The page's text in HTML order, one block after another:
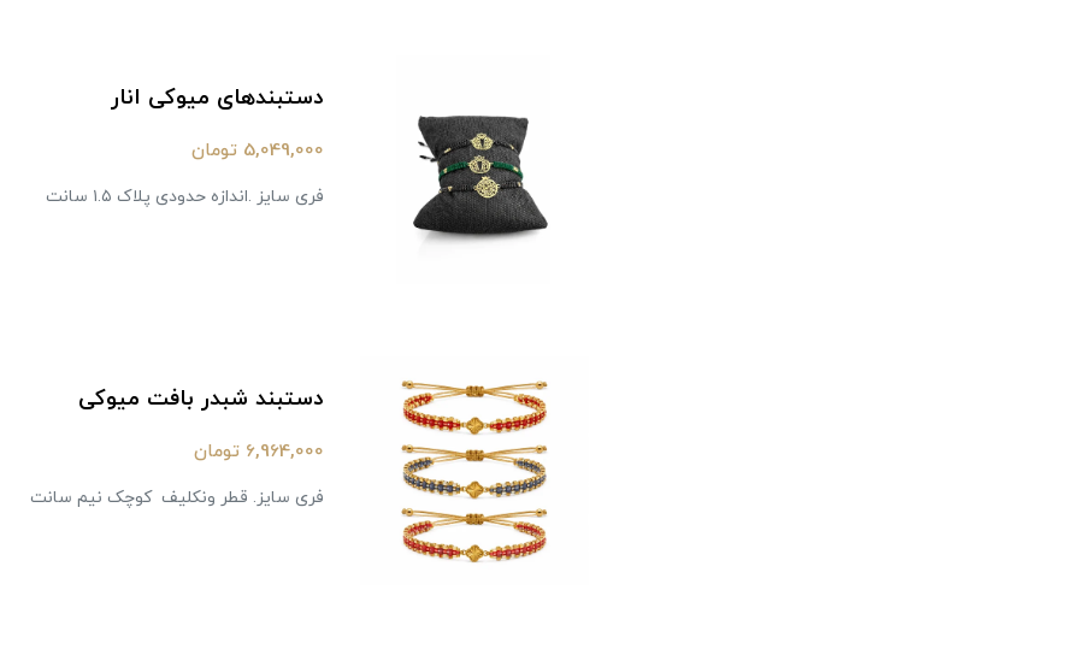
دستبندهای میوکی انار
5,049,000 تومان
فری سایز .اندازه حدودی پلاک ۱.۵ سانت
دستبند شبدر بافت میوکی
6,964,000 تومان
فری سایز. قطر ونکلیف کوچک نیم سانت